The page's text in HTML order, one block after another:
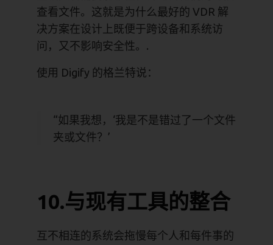
查看文件。这就是为什么最好的 VDR 解
决方案在设计上既便于跨设备和系统访
问，又不影响安全性。.
使用 Digify 的格兰特说：
“如果我想，‘我是不是错过了一个文件
夹或文件？’
10.与现有工具的整合
互不相连的系统会拖慢每个人和每件事的